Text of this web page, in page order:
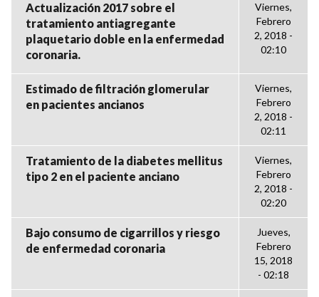
Actualización 2017 sobre el
tratamiento antiagregante
plaquetario doble en la enfermedad
coronaria.
Viernes,
Febrero
2, 2018 -
02:10
Estimado de filtración glomerular
en pacientes ancianos
Viernes,
Febrero
2, 2018 -
02:11
Tratamiento de la diabetes mellitus
tipo 2 en el paciente anciano
Viernes,
Febrero
2, 2018 -
02:20
Bajo consumo de cigarrillos y riesgo
de enfermedad coronaria
Jueves,
Febrero
15, 2018
- 02:18